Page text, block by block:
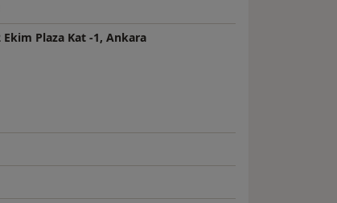
Plaza Kat -1, Ankara